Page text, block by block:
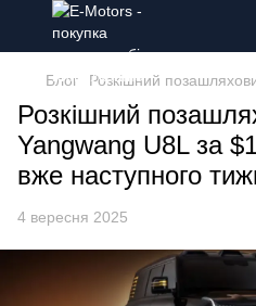
Блог Розкішний
Розкішний
Yangwang U8L за
вже наступного
4 вересня 2025